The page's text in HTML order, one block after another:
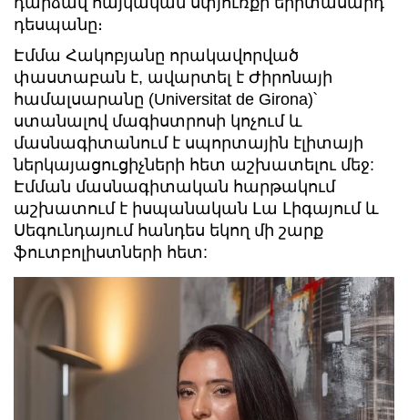
դեսպանը։
Էմմա Հակոբյանը որակավորված
փաստաբան է, ավարտել է Ժիրոնայի
համալսարանը (Universitat de Girona)՝
ստանալով մագիստրոսի կոչում և
մասնագիտանում է սպորտային էլիտայի
ներկայացուցիչների հետ աշխատելու մեջ:
Էմման մասնագիտական հարթակում
աշխատում է իսպանական Լա Լիգայում և
Սեգունդայում հանդես եկող մի շարք
ֆուտբոլիստների հետ: